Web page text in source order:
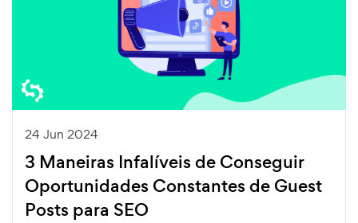
24 Jun 2024
3 Maneiras Infalíveis de Conseguir
Oportunidades Constantes de Guest
Posts para SEO